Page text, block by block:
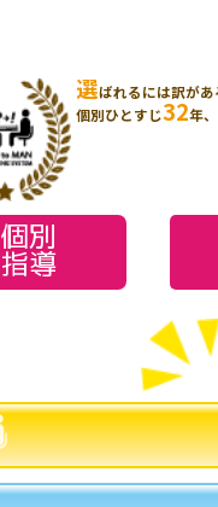
選ばれるには訳があ
個別ひとすじ32年
個別
指導